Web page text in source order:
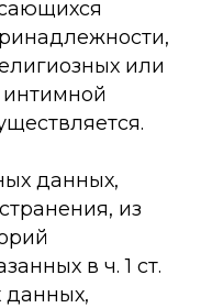
или
данных,
из
в ч. 1 ст.
данных,